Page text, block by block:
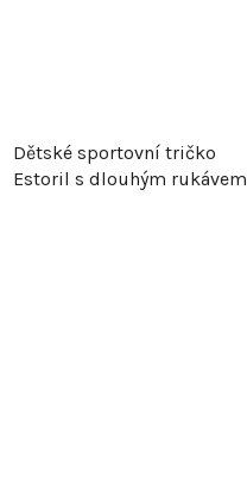
Dětské sportovní tričko
Estoril s dlouhým rukávem